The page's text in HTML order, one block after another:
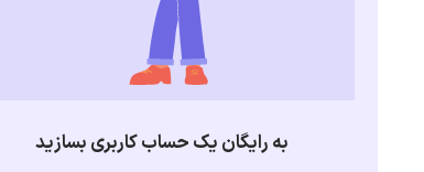
به رایگان یک حساب کاربری بسازید